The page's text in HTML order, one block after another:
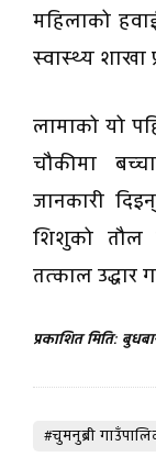
महिलाको हवाई
स्वास्थ्य शाखा
लामाको यो
चौकीमा
जानकारी
शिशुको
तत्काल उद्धार
प्रकाशित मिति:
#चुमनुब्री